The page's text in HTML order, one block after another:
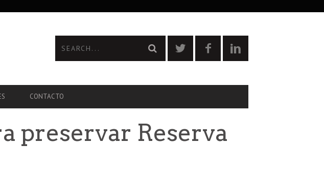
CONTACTO
preservar Reserva